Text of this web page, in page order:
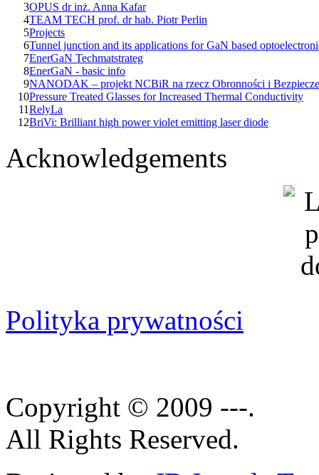
3OPUS dr inż. Anna Kafar
4TEAM TECH prof. dr hab. Piotr Perlin
5Projects
6Tunnel junction and its applications for GaN based
7EnerGaN Techmatstrateg
8EnerGaN - basic info
9NANODAK – projekt NCBiR na rzecz Obronności i
10Pressure Treated Glasses for Increased Thermal Conductivity
11RelyLa
12BriVi: Brilliant high power violet emitting laser diode
Acknowledgements
Polityka prywatności
Copyright © 2009 ---.
All Rights Reserved.